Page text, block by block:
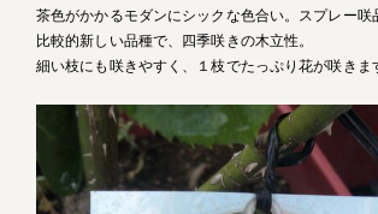
茶色がかかるモダンにシックな色合い。スプレー咲
比較的新しい品種で、四季咲きの木立性。
細い枝にも咲きやすく、１枝でたっぷり花が咲きま